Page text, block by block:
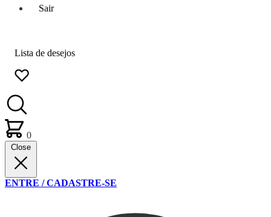
Sair
Lista de desejos
0
Close
ENTRE / CADASTRE-SE